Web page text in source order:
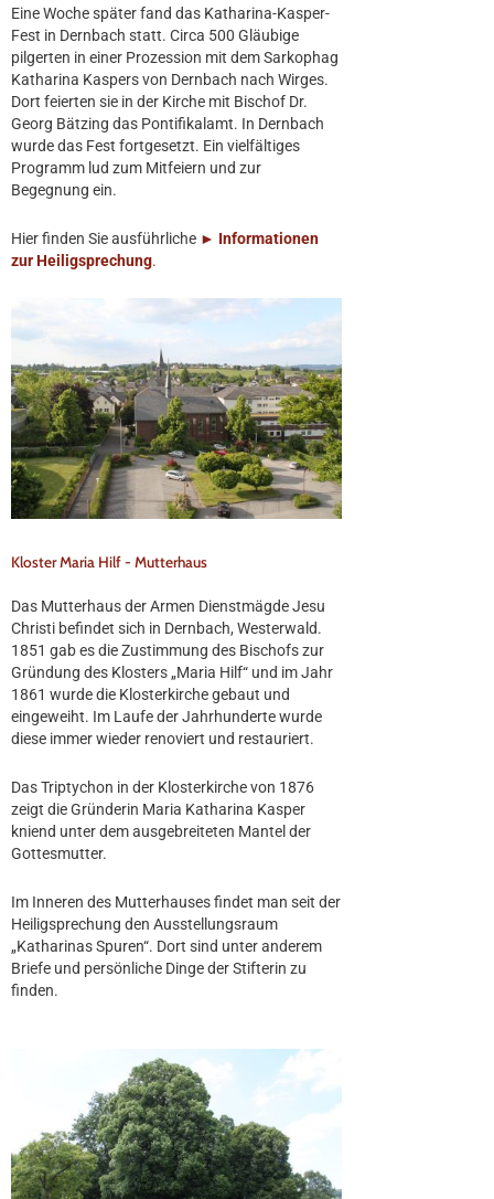
Eine Woche später fand das Katharina-Kasper-
Fest in Dernbach statt. Circa 500 Gläubige
pilgerten in einer Prozession mit dem Sarkophag
Katharina Kaspers von Dernbach nach Wirges.
Dort feierten sie in der Kirche mit Bischof Dr.
Georg Bätzing das Pontifikalamt. In Dernbach
wurde das Fest fortgesetzt. Ein vielfältiges
Programm lud zum Mitfeiern und zur
Begegnung ein.
Hier finden Sie ausführliche ► Informationen
zur Heiligsprechung.
Kloster Maria Hilf - Mutterhaus
Das Mutterhaus der Armen Dienstmägde Jesu
Christi befindet sich in Dernbach, Westerwald.
1851 gab es die Zustimmung des Bischofs zur
Gründung des Klosters „Maria Hilf“ und im Jahr
1861 wurde die Klosterkirche gebaut und
eingeweiht. Im Laufe der Jahrhunderte wurde
diese immer wieder renoviert und restauriert.
Das Triptychon in der Klosterkirche von 1876
zeigt die Gründerin Maria Katharina Kasper
kniend unter dem ausgebreiteten Mantel der
Gottesmutter.
Im Inneren des Mutterhauses findet man seit der
Heiligsprechung den Ausstellungsraum
„Katharinas Spuren“. Dort sind unter anderem
Briefe und persönliche Dinge der Stifterin zu
finden.